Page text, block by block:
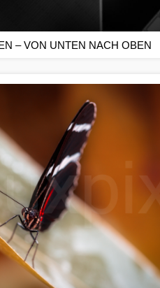
– VON UNTEN NACH OBEN